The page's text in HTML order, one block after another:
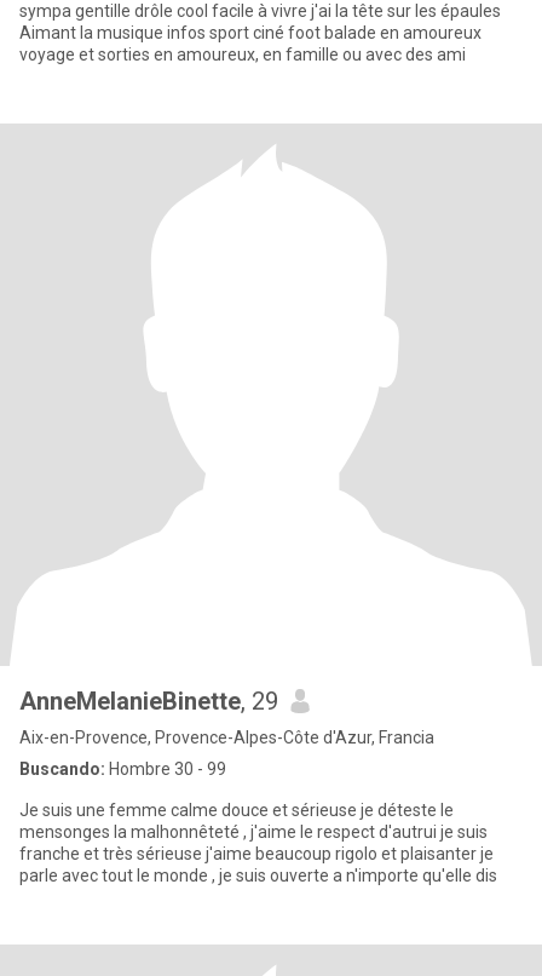
sympa gentille drôle cool facile à vivre j'ai la tête sur les épaules
Aimant la musique infos sport ciné foot balade en amoureux
voyage et sorties en amoureux, en famille ou avec des ami
AnneMelanieBinette, 29
Aix-en-Provence, Provence-Alpes-Côte d'Azur, Francia
Buscando: Hombre 30 - 99
Je suis une femme calme douce et sérieuse je déteste le
mensonges la malhonnêteté , j'aime le respect d'autrui je suis
franche et très sérieuse j'aime beaucoup rigolo et plaisanter je
parle avec tout le monde , je suis ouverte a n'importe qu'elle dis